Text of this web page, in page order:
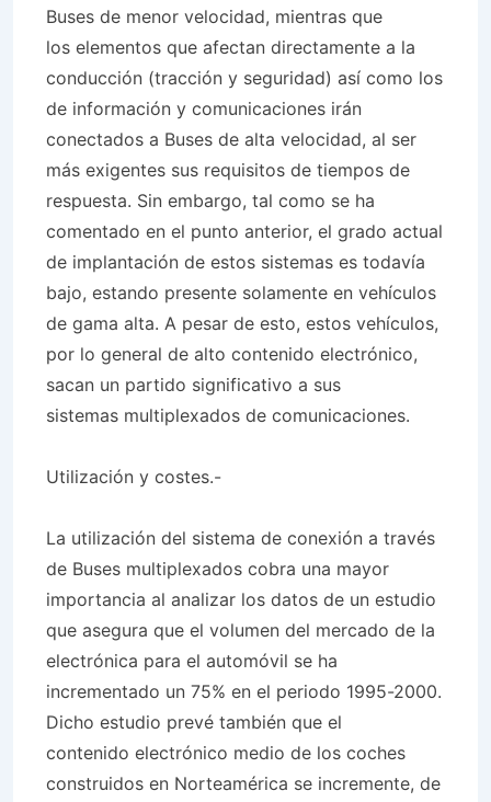
Buses de menor velocidad, mientras que
los elementos que afectan directamente a la
conducción (tracción y seguridad) así como los
de información y comunicaciones irán
conectados a Buses de alta velocidad, al ser
más exigentes sus requisitos de tiempos de
respuesta. Sin embargo, tal como se ha
comentado en el punto anterior, el grado actual
de implantación de estos sistemas es todavía
bajo, estando presente solamente en vehículos
de gama alta. A pesar de esto, estos vehículos,
por lo general de alto contenido electrónico,
sacan un partido significativo a sus
sistemas multiplexados de comunicaciones.
Utilización y costes.-
La utilización del sistema de conexión a través
de Buses multiplexados cobra una mayor
importancia al analizar los datos de un estudio
que asegura que el volumen del mercado de la
electrónica para el automóvil se ha
incrementado un 75% en el periodo 1995-2000.
Dicho estudio prevé también que el
contenido electrónico medio de los coches
construidos en Norteamérica se incremente, de